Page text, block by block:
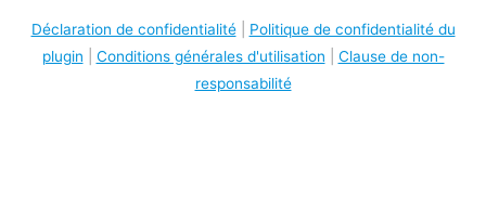
Déclaration de confidentialité| Politique de confidentialité du
plugin
Conditions générales d'utilisation
Clause de non-
responsabilité